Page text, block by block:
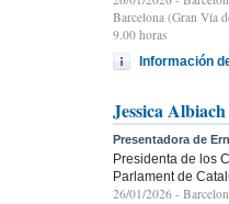
Barcelona (Gran Vía
9.00 horas
Información
Jessica Albiach
Presentadora de
Presidenta de los
Parlament de
26/01/2026 -